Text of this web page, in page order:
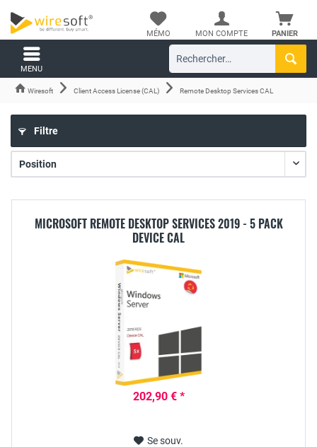
PANIER
MÉMO MON COMPTE
MENU
Wiresoft Client Access License (CAL) Remote Desktop Services CAL
Filtre
MICROSOFT REMOTE DESKTOP SERVICES 2019 - 5 PACK
DEVICE CAL
202,90 € *
Se souv.